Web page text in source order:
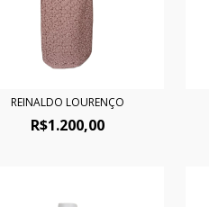
REINALDO LOURENÇO
R$1.200,00